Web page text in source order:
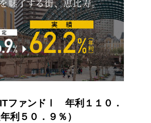
ファンドⅠ 年利１１０．
利５０．９％）